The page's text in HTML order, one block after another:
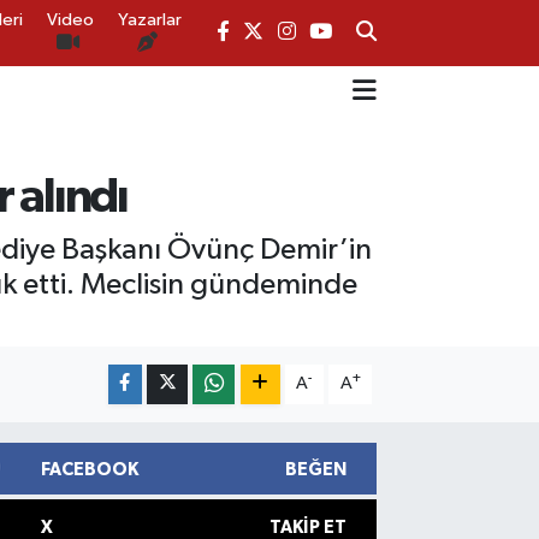
Video Yazarlar
Başkanı Övünç Demir’in
etti. Meclisin gündeminde
A- A+
FACEBOOK BEĞEN
X TAKIP ET